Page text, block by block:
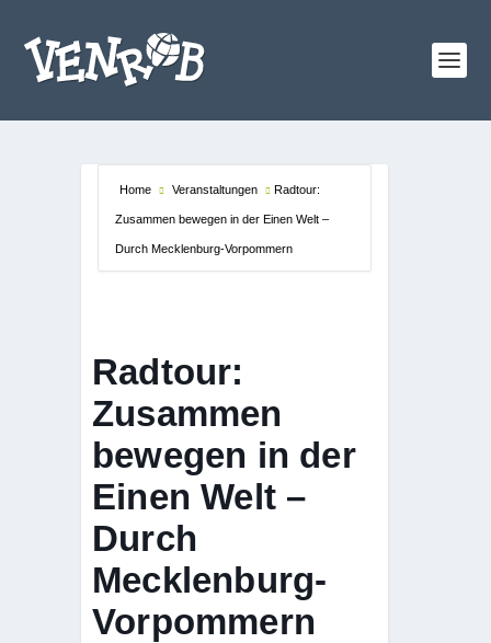
Home Veranstaltungen Radtour:
Zusammen bewegen in der Einen Welt –
Durch Mecklenburg-Vorpommern
Radtour:
Zusammen
bewegen in der
Einen Welt –
Durch
Mecklenburg-
Vorpommern